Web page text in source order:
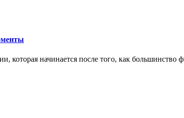
которая начинается после того, как